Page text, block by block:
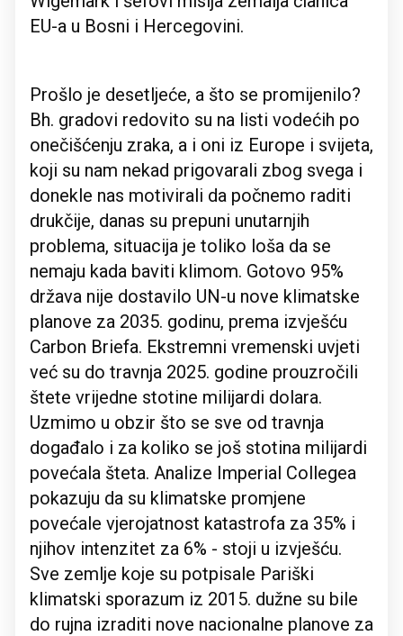
EU-a u Bosni i Hercegovini.
Prošlo je desetljeće, a što se promijenilo?
Bh. gradovi redovito su na listi vodećih po
onečišćenju zraka, a i oni iz Europe i svijeta,
koji su nam nekad prigovarali zbog svega i
donekle nas motivirali da počnemo raditi
drukčije, danas su prepuni unutarnjih
problema, situacija je toliko loša da se
nemaju kada baviti klimom. Gotovo 95%
država nije dostavilo UN-u nove klimatske
planove za 2035. godinu, prema izvješću
Carbon Briefa. Ekstremni vremenski uvjeti
već su do travnja 2025. godine prouzročili
štete vrijedne stotine milijardi dolara.
Uzmimo u obzir što se sve od travnja
događalo i za koliko se još stotina milijardi
povećala šteta. Analize Imperial Collegea
pokazuju da su klimatske promjene
povećale vjerojatnost katastrofa za 35% i
njihov intenzitet za 6% - stoji u izvješću.
Sve zemlje koje su potpisale Pariški
klimatski sporazum iz 2015. dužne su bile
do rujna izraditi nove nacionalne planove za